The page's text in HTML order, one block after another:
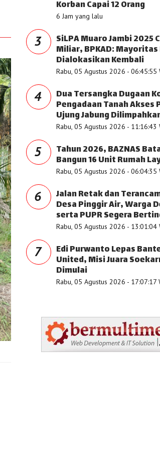
Korban Capai 12 Orang
6 Jam yang lalu
3 SiLPA Muaro Jambi 2025
Miliar, BPKAD: Mayoritas
Dialokasikan Kembali
Rabu, 05 Agustus 2026 - 06:45:55
4 Dua Tersangka Dugaan
Pengadaan Tanah Akses
Ujung Jabung
Rabu, 05 Agustus 2026 - 11:16:43
5 Tahun 2026, BAZNAS
Bangun 16 Unit Rumah
Rabu, 05 Agustus 2026 - 06:04:35
6 Jalan Retak dan
Desa Pinggir Air, Warga
serta PUPR Segera
Rabu, 05 Agustus 2026 - 13:01:04
7 Edi Purwanto Lepas
United, Misi Juara
Dimulai
Rabu, 05 Agustus 2026 - 17:07:17